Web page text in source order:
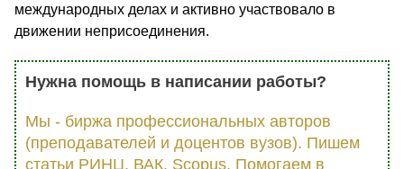
международных делах и активно участвовало в
движении неприсоединения.
Нужна помощь в написании работы?
Мы - биржа профессиональных авторов
(преподавателей и доцентов вузов). Пишем
статьи РИНЦ, ВАК, Scopus. Помогаем в